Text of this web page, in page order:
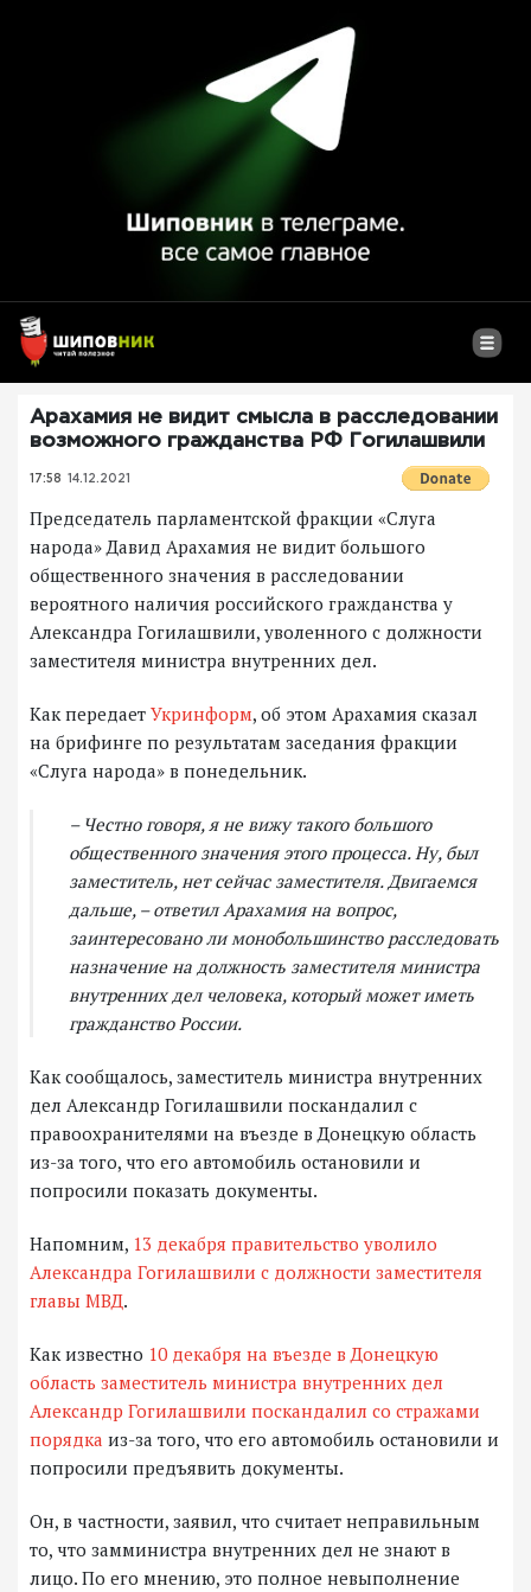
Арахамия не видит смысла в расследовании
возможного гражданства РФ Гогилашвили
17:58 14.12.2021
Председатель парламентской фракции «Слуга
народа» Давид Арахамия не видит большого
общественного значения в расследовании
вероятного наличия российского гражданства у
Александра Гогилашвили, уволенного с должности
заместителя министра внутренних дел.
Как передает Укринформ, об этом Арахамия сказал
на брифинге по результатам заседания фракции
«Слуга народа» в понедельник.
– Честно говоря, я не вижу такого большого
общественного значения этого процесса. Ну, был
заместитель, нет сейчас заместителя. Двигаемся
дальше, – ответил Арахамия на вопрос,
заинтересовано ли монобольшинство расследовать
назначение на должность заместителя министра
внутренних дел человека, который может иметь
гражданство России.
Как сообщалось, заместитель министра внутренних
дел Александр Гогилашвили поскандалил с
правоохранителями на въезде в Донецкую область
из-за того, что его автомобиль остановили и
попросили показать документы.
Напомним, 13 декабря правительство уволило
Александра Гогилашвили с должности заместителя
главы МВД.
Как известно 10 декабря на въезде в Донецкую
область заместитель министра внутренних дел
Александр Гогилашвили поскандалил со стражами
порядка из-за того, что его автомобиль остановили и
попросили предъявить документы.
Он, в частности, заявил, что считает неправильным
то, что замминистра внутренних дел не знают в
лицо. По его мнению, это полное невыполнение